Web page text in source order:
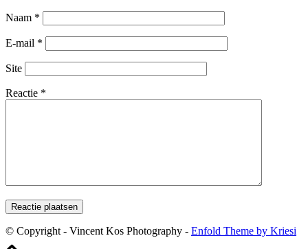
Naam *
E-mail *
Site
Reactie *
© Copyright - Vincent Kos Photography - Enfold Theme by Kriesi